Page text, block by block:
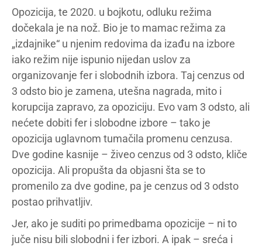
Opozicija, te 2020. u bojkotu, odluku režima
dočekala je na nož. Bio je to mamac režima za
„izdajnike“ u njenim redovima da izađu na izbore
iako režim nije ispunio nijedan uslov za
organizovanje fer i slobodnih izbora. Taj cenzus od
3 odsto bio je zamena, utešna nagrada, mito i
korupcija zapravo, za opoziciju. Evo vam 3 odsto, ali
nećete dobiti fer i slobodne izbore – tako je
opozicija uglavnom tumačila promenu cenzusa.
Dve godine kasnije – živeo cenzus od 3 odsto, kliče
opozicija. Ali propušta da objasni šta se to
promenilo za dve godine, pa je cenzus od 3 odsto
postao prihvatljiv.
Jer, ako je suditi po primedbama opozicije – ni to
juče nisu bili slobodni i fer izbori. A ipak – sreća i